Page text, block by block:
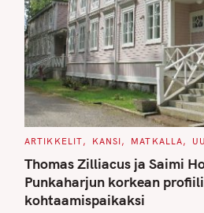
C
T
E
G
O
R
I
ARTIKKELIT KANSI MATKALLA
Thomas Zilliacus ja Saimi
Punkaharjun korkean
kohtaamispaikaksi